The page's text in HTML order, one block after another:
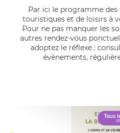
Par ici le programme
touristiques et de loisirs à
Pour ne pas manquer les
autres rendez-vous
adoptez le réflexe :
évènements,
Tous